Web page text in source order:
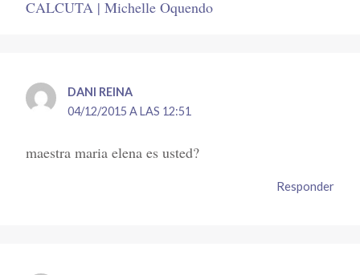
CALCUTA | Michelle Oquendo
DANI REINA
04/12/2015 A LAS 12:51
maestra maria elena es usted?
Responder